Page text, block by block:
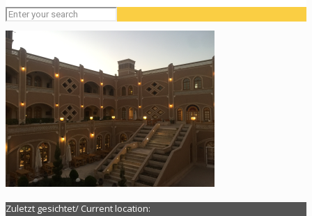
Zuletzt gesichtet/ Current location: